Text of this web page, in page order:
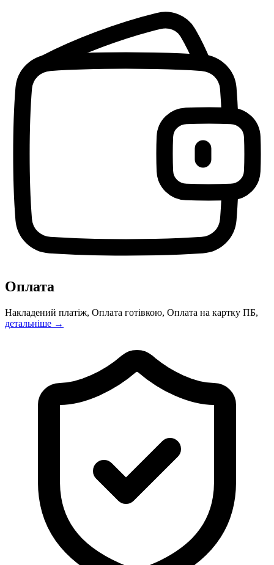
Оплата
Накладений платіж, Оплата готівкою, Оплата на картку ПБ,
детальніше →